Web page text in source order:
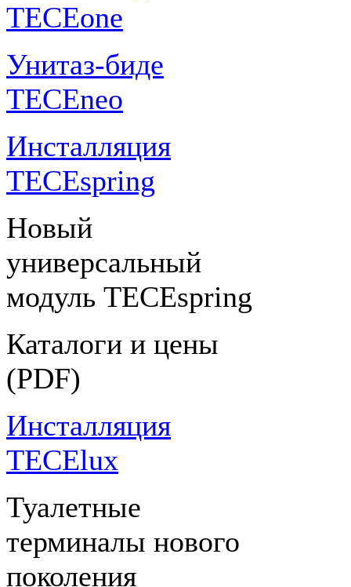
TECEone
Унитаз-биде
TECEneo
Инсталляция
TECEspring
Новый
универсальный
модуль TECEspring
Каталоги и цены
(PDF)
Инсталляция
TECElux
Туалетные
терминалы нового
поколения